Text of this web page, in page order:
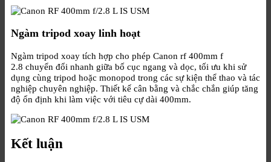
Ngàm tripod xoay linh hoạt
Ngàm tripod xoay tích hợp cho phép Canon rf 400mm f
2.8 chuyển đổi nhanh giữa bố cục ngang và dọc, tối ưu khi sử
dụng cùng tripod hoặc monopod trong các sự kiện thể thao và tác
nghiệp chuyên nghiệp. Thiết kế cân bằng và chắc chắn giúp tăng
độ ổn định khi làm việc với tiêu cự dài 400mm.
Kết luận